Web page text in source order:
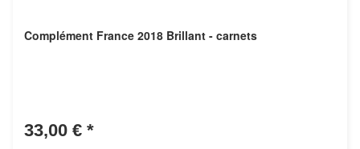
Complément France 2018 Brillant - carnets
33,00 € *